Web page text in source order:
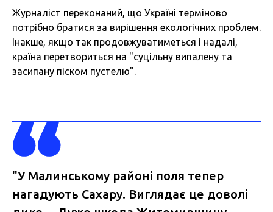
Журналіст переконаний, що Україні терміново
потрібно братися за вирішення екологічних проблем.
Інакше, якщо так продовжуватиметься і надалі,
країна перетвориться на "суцільну випалену та
засипану піском пустелю".
"У Малинському районі поля тепер
нагадують Сахару. Виглядає це доволі